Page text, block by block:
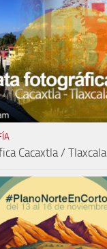
Cacaxtla / Tlaxcala